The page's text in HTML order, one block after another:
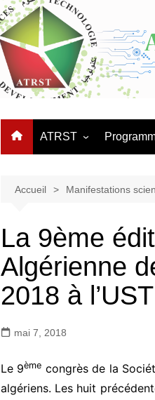
ATRST
Organigramme
Conseil d’orientation
Conseil scientifique
mixtes
Accueil Manifestations
La 9ème
Algérienne
2018 à
mai 7, 2018
Le 9ème congrès de la
algériens. Les huit